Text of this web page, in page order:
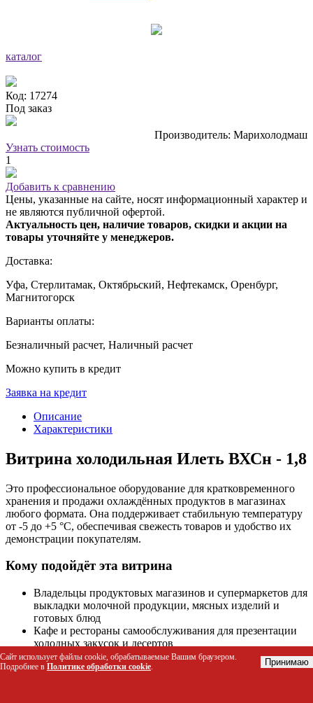
каталог
Код: 17274
Под заказ
Производитель: Марихолодмаш
Узнать стоимость
1
Добавить к сравнению
Цены, указанные на сайте, носят информационный характер и
не являются публичной офертой.
Актуальность цен, наличие товаров, скидки и акции на
товары уточняйте у менеджеров.
Доставка:
Уфа, Стерлитамак, Октябрьский, Нефтекамск, Оренбург,
Магнитогорск
Варианты оплаты:
Безналичный расчет, Наличный расчет
Можно купить в кредит
Заявка на кредит
Описание
Характеристики
Витрина холодильная Илеть ВХСн - 1,8
Это профессиональное оборудование для кратковременного
хранения и продажи охлаждённых продуктов в магазинах
любого формата. Она поддерживает стабильную температуру
от -5 до +5 °C, обеспечивая свежесть товаров и удобство их
демонстрации покупателям.
Кому подойдёт эта витрина
Владельцы продуктовых магазинов и супермаркетов для
выкладки молочной продукции, мясных изделий и
готовых блюд
Кафе и рестораны самообслуживания для презентации
холодных закусок и десертов
Фуд-корты и торговые центры с высокой
проходимостью
Сайт использует файлы cookie, обрабатываемые Вашим браузером.
Подробнее в Политике обработки cookie. Принимаю